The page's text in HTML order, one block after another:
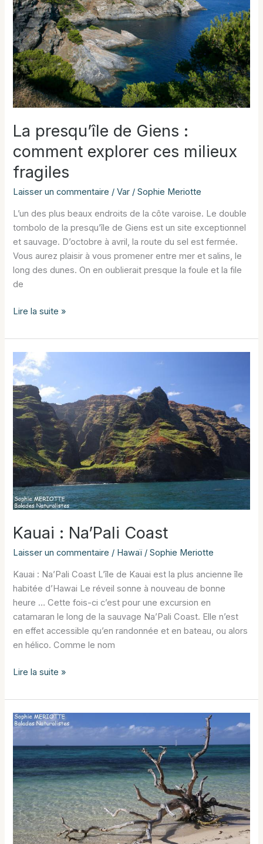
La presqu’île de Giens :
comment explorer ces milieux
fragiles
Laisser un commentaire /Var /Sophie Meriotte
L’un des plus beaux endroits de la côte varoise. Le double
tombolo de la presqu’île de Giens est un site exceptionnel
et sauvage. D’octobre à avril, la route du sel est fermée.
Vous aurez plaisir à vous promener entre mer et salins, le
long des dunes. On en oublierait presque la foule et la file
de
La
de
Giens
:
comment
explorer
ces
milieux
fragiles
Lire la suite »
Kauai : Na’Pali Coast
Laisser un commentaire / Hawaï /Sophie Meriotte
Kauai : Na’Pali Coast L’île de Kauai est la plus ancienne île
habitée d’Hawai Le réveil sonne à nouveau de bonne
heure … Cette fois-ci c’est pour une excursion en
catamaran le long de la sauvage Na’Pali Coast. Elle n’est
en effet accessible qu’en randonnée et en bateau, ou alors
en hélico. Comme le nom
Kauai
Na’Pali
Coast
Lire la suite »